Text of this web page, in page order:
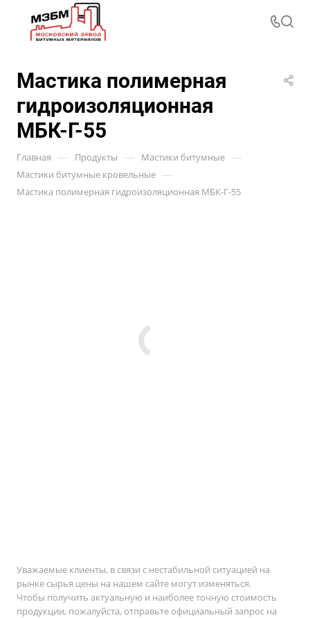
Мастика полимерная
гидроизоляционная
МБК-Г-55
Главная — Продукты — Мастики битумные —
Мастики битумные кровельные —
Мастика полимерная гидроизоляционная МБК-Г-55
Уважаемые клиенты, в связи с нестабильной ситуацией на
рынке сырья цены на нашем сайте могут изменяться.
Чтобы получить актуальную и наиболее точную стоимость
продукции, пожалуйста, отправьте официальный запрос на